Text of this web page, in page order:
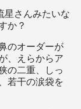
星さんみたいな
か？
のオーダーが
、えらからア
の二重、しっ
若干の涙袋を